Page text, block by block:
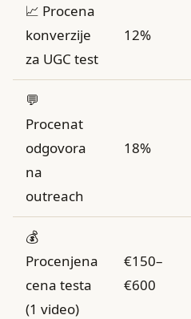
📈 Procena
konverzije
za UGC test
12%
💬
Procenat
odgovora
na
outreach
18%
💰
Procenjena
cena testa
(1 video)
€150–
€600